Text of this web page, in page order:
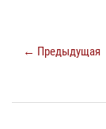
← Предыдущая